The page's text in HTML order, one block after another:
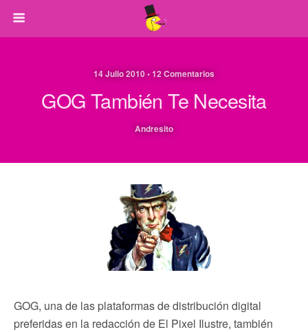
14 Julio 2010 • 12 Comentarios
GOG También Te Necesita
Andresito
GOG, una de las plataformas de distribución digital
preferidas en la redacción de El Pixel Ilustre, también